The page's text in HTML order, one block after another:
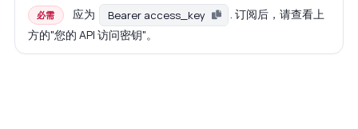
必需 应为 Bearer access_key
. 订阅后，请查看上
方的"您的 API 访问密钥"。